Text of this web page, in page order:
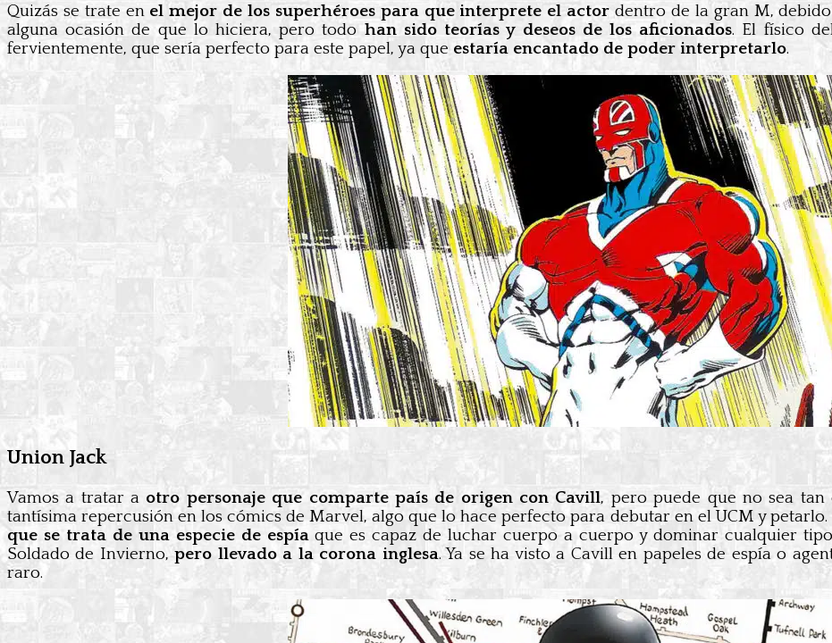
Quizás se trate en el mejor de los superhéroes para que interprete el actordentro de la gran M,
alguna ocasión de que lo hiciera, pero todo han sido teorías y deseos de los aficionados. El físico
fervientemente, que sería perfecto para este papel, ya que estaría encantado de poder interpretarlo.
Union Jack
Vamos a tratar a otro personaje que comparte país de origen con Cavill, pero puede que no sea
tantísima repercusión en los cómics de Marvel, algo que lo hace perfecto para debutar en el UCM y petarlo.
que se trata de una especie de espíaque es capaz de luchar cuerpo a cuerpo y dominar cualquier
Soldado de Invierno,pero llevado a la corona inglesa. Ya se ha visto a Cavill en papeles de espía o
raro.